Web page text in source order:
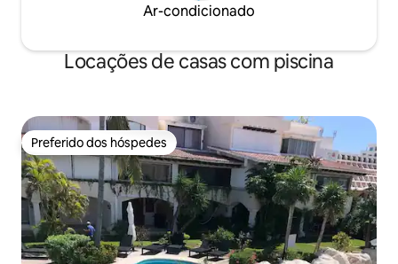
Ar-condicionado
Locações de casas com piscina
Preferido dos hóspedes
Preferido dos hóspedes